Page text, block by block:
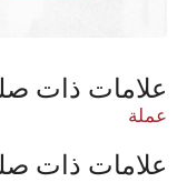
علامات ذات
عملة
علامات ذات